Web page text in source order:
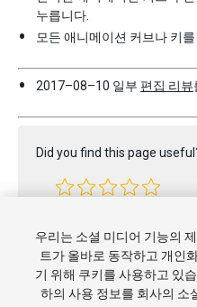
누릅니다.
모든 애니메이션 커브나 키
2017–08–10 일부 편집 리뷰
Did you find this page
우리는 소셜 미디어 기능의
트가 올바로 동작하고 개인
기 위해 쿠키를 사용하고 있
하의 사용 정보를 회사의 소